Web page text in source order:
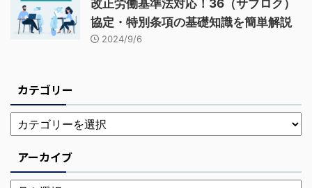
改正労働基準法対応！36（サブロク）
協定・特別条項の基礎知識を簡単解説
2024/9/6
カテゴリー
アーカイブ